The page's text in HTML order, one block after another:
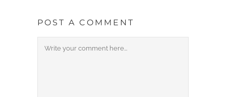
POST A COMMENT